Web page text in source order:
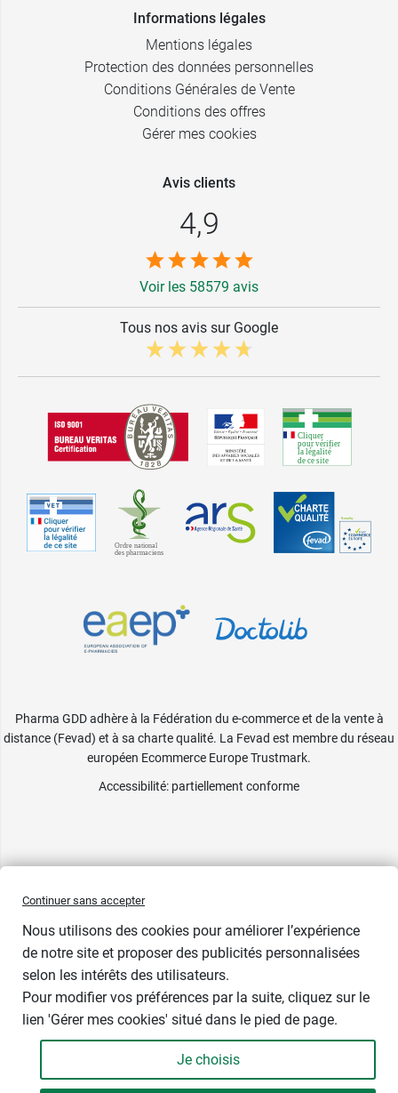
- +
Informations légales
Mentions légales
Protection des données personnelles
Conditions Générales de Vente
Conditions des offres
Gérer mes cookies
Avis clients
4,9
Voir les 58579 avis
Tous nos avis sur Google
Pharma GDD adhère à la Fédération du e-commerce et de la vente à
distance (Fevad) et à sa charte qualité. La Fevad est membre du réseau
européen Ecommerce Europe Trustmark.
Accessibilité: partiellement conforme
Continuer sans accepter
Nous utilisons des cookies pour améliorer l’expérience
de notre site et proposer des publicités personnalisées
selon les intérêts des utilisateurs.
Pour modifier vos préférences par la suite, cliquez sur le
lien 'Gérer mes cookies' situé dans le pied de page.
Je choisis